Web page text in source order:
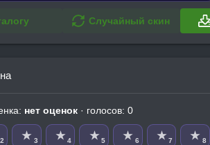
Случайный скин
нет оценок · голосов: 0
2 ★ 3 ★ 4 ★ 5 ★ 6 ★ 7 ★ 8